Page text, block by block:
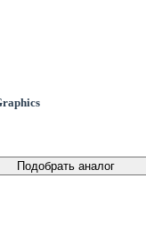
Подобрать аналог